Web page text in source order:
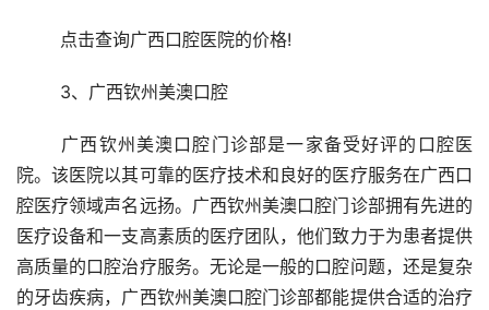
	点击查询广西口腔医院的价格!
	3、广西钦州美澳口腔
院。该医院以其可靠的医疗技术和良好的医疗服务在广西口
腔医疗领域声名远扬。广西钦州美澳口腔门诊部拥有先进的
医疗设备和一支高素质的医疗团队，他们致力于为患者提供
高质量的口腔治疗服务。无论是一般的口腔问题，还是复杂
的牙齿疾病，广西钦州美澳口腔门诊部都能提供合适的治疗